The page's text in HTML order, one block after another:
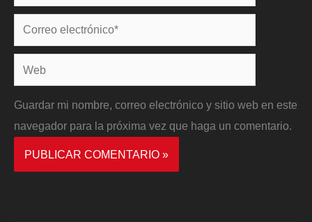
Correo
electrónico*
Web
Guardar mi nombre, correo electrónico y sitio web en este
navegador para la próxima vez que haga un comentario.